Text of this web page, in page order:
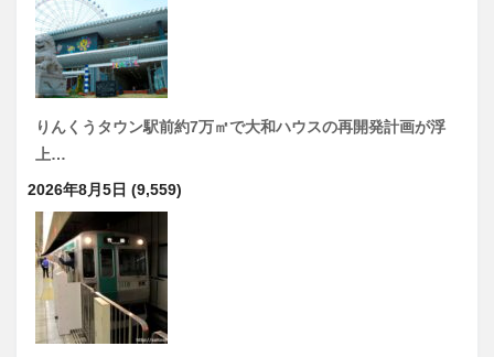
りんくうタウン駅前約7万㎡で大和ハウスの再開発計画が浮
上…
2026年8月5日 (9,559)